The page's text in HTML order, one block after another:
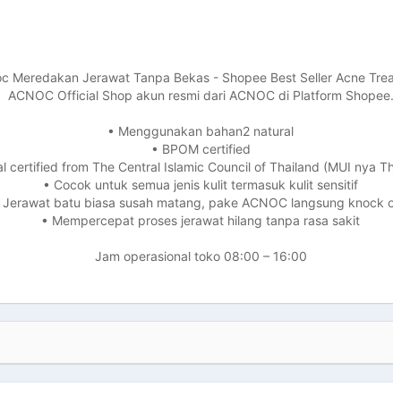
Meredakan Jerawat Tanpa Bekas - Shopee Best Seller Acne
ACNOC Official Shop akun resmi dari ACNOC di Platform Shopee.
• Menggunakan bahan2 natural
• BPOM certified
certified from The Central Islamic Council of Thailand (MUI nya
• Cocok untuk semua jenis kulit termasuk kulit sensitif
Jerawat batu biasa susah matang, pake ACNOC langsung knock
• Mempercepat proses jerawat hilang tanpa rasa sakit
Jam operasional toko 08:00 – 16:00